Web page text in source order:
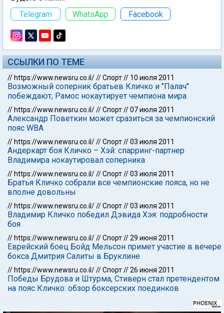
Telegram
WhatsApp Facebook
ССЫЛКИ ПО ТЕМЕ
// https://www.newsru.co.il///Спорт// 10 июля 2011
Возможный соперник братьев Кличко и "Палач"
побеждают, Рамос нокаутирует чемпиона мира
// https://www.newsru.co.il///Спорт//07 июля 2011
Александр Поветкин может сразиться за чемпионский
пояс WBA
// https://www.newsru.co.il///Спорт//03 июля 2011
Андеркарт боя Кличко – Хэй: спарринг-партнер
Владимира нокаутировал соперника
// https://www.newsru.co.il///Спорт//03 июля 2011
Братья Кличко собрали все чемпионские пояса, но не
вполне довольны
// https://www.newsru.co.il///Спорт//03 июля 2011
Владимир Кличко победил Дэвида Хэя: подробности
боя
// https://www.newsru.co.il///Спорт//29 июня 2011
Еврейский боец Бойд Мельсон примет участие в вечере
бокса Дмитрия Салиты в Бруклине
// https://www.newsru.co.il///Спорт//26 июня 2011
Победы Брудова и Штурма, Стиверн стал претендентом
на пояс Кличко: обзор боксерских поединков